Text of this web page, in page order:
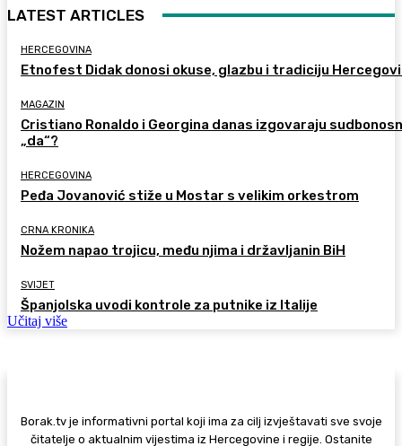
LATEST ARTICLES
HERCEGOVINA
Etnofest Didak donosi okuse, glazbu i tradiciju
MAGAZIN
Cristiano Ronaldo i Georgina danas izgovaraju
„da“?
HERCEGOVINA
Peđa Jovanović stiže u Mostar s velikim orkestrom
CRNA KRONIKA
Nožem napao trojicu, među njima i državljanin BiH
SVIJET
Španjolska uvodi kontrole za putnike iz Italije
Učitaj više
Borak.tv je informativni portal koji ima za cilj izvještavati sve svoje
čitatelje o aktualnim vijestima iz Hercegovine i regije. Ostanite